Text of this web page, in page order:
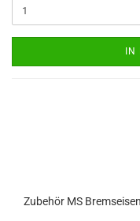
Zubehör MS